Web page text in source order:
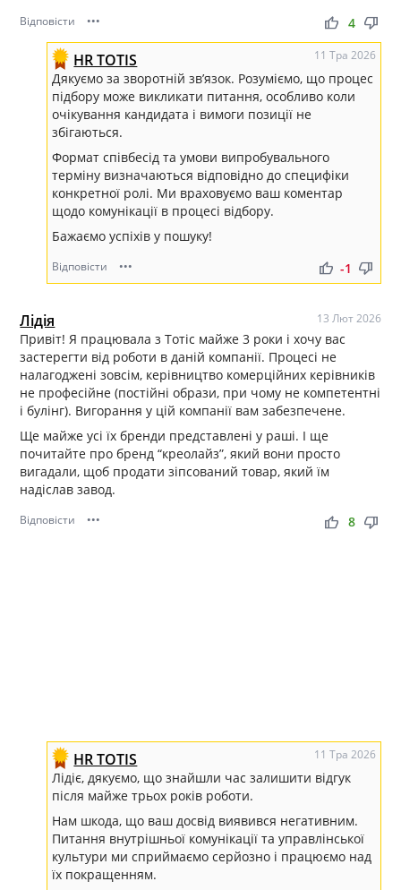
Відповісти ••• thumb_up thumb_down
4
HR TOTIS 11 Тра 2026
Дякуємо за зворотній зв’язок. Розуміємо, що процес
підбору може викликати питання, особливо коли
очікування кандидата і вимоги позиції не
збігаються.
Формат співбесід та умови випробувального
терміну визначаються відповідно до специфіки
конкретної ролі. Ми враховуємо ваш коментар
щодо комунікації в процесі відбору.
Бажаємо успіхів у пошуку!
Відповісти ••• thumb_up thumb_down
-1
Лідія 13 Лют 2026
Привіт! Я працювала з Тотіс майже 3 роки і хочу вас
застерегти від роботи в даній компанії. Процесі не
налагоджені зовсім, керівництво комерційних керівників
не професійне (постійні образи, при чому не компетентні
і булінг). Вигорання у цій компанії вам забезпечене.
Ще майже усі їх бренди представлені у раші. І ще
почитайте про бренд “креолайз”, який вони просто
вигадали, щоб продати зіпсований товар, який їм
надіслав завод.
Відповісти ••• thumb_up thumb_down
8
HR TOTIS 11 Тра 2026
Лідіє, дякуємо, що знайшли час залишити відгук
після майже трьох років роботи.
Нам шкода, що ваш досвід виявився негативним.
Питання внутрішньої комунікації та управлінської
культури ми сприймаємо серйозно і працюємо над
їх покращенням.